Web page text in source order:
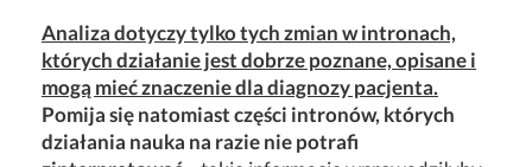
Analiza dotyczy tylko tych zmian w intronach,
których działanie jest dobrze poznane, opisane i
mogą mieć znaczenie dla diagnozy pacjenta.
Pomija się natomiast części intronów, których
działania nauka na razie nie potrafi